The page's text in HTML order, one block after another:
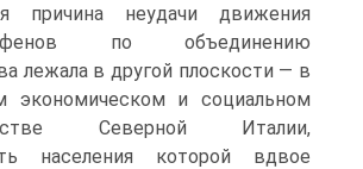
причина неудачи движения
по объедине­нию
лежала в другой плоскости — в
и социальном
Северной Италии,
на­селения которой вдвое